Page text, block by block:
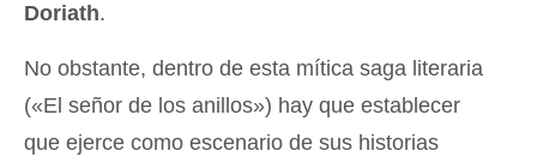
Doriath.
No obstante, dentro de esta mítica saga literaria
(«El señor de los anillos») hay que establecer
que ejerce como escenario de sus historias